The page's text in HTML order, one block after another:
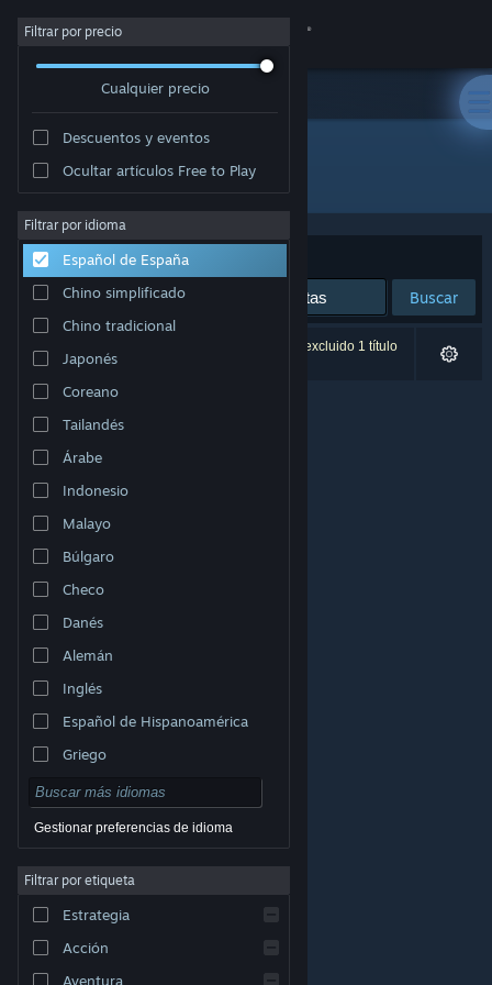
Iniciar sesión
Acerca de
Soporte
Cambiar idioma
Descargar Steam Mobile
Ver versión clásica
© Valve Corporation. Todos los derechos reservados.
respectivos dueños en EE. UU. y otros países.
Acuerdo de Suscriptor a Steam
Cookies
Filtrar por precio
Cualquier precio
Descuentos y eventos
Ocultar artículos Free to Play
Filtrar por idioma
Español de España
Chino simplificado
Chino tradicional
Japonés
Coreano
Tailandés
Árabe
Indonesio
Malayo
Búlgaro
Checo
Danés
Alemán
Inglés
Español de Hispanoamérica
Griego
Gestionar preferencias de idioma
Filtrar por etiqueta
Estrategia
Acción
Aventura
Desarrollador: Laser Unicorns
Ordenar por Relevancia
Buscar
0 resultados coinciden con la búsqueda. Se ha excluido 1 título
basándose en tus preferencias.